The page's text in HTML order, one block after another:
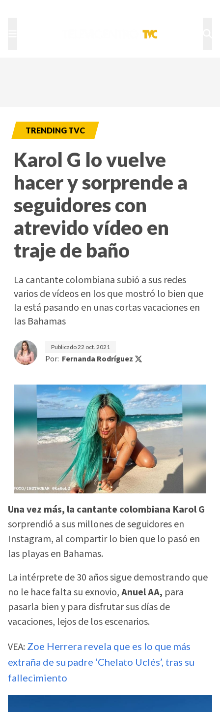
TRENDING TVC
Karol G lo vuelve
hacer y sorprende a
seguidores con
atrevido vídeo en
traje de baño
La cantante colombiana subió a sus redes
varios de vídeos en los que mostró lo bien que
la está pasando en unas cortas vacaciones en
las Bahamas
Publicado22 oct. 2021
Por: Fernanda Rodríguez
Una vez más, la cantante colombiana Karol G
sorprendió a sus millones de seguidores en
Instagram, al compartir lo bien que lo pasó en
las playas en Bahamas.
La intérprete de 30 años sigue demostrando que
no le hace falta su exnovio,Anuel AA, para
pasarla bien y para disfrutar sus días de
vacaciones, lejos de los escenarios.
VEA: Zoe Herrera revela que es lo que más
extraña de su padre ‘Chelato Uclés’, tras su
fallecimiento